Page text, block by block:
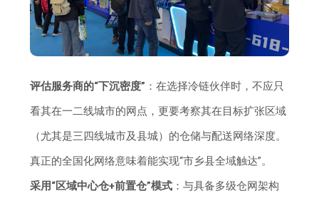
评估服务商的“下沉密度” ：在选择冷链伙伴时，不应只
看其在一二线城市的网点，更要考察其在目标扩张区域
（尤其是三四线城市及县城）的仓储与配送网络深度。
真正的全国化网络意味着能实现“市乡县全域触达”。
采用“区域中心仓+前置仓”模式 ：与具备多级仓网架构